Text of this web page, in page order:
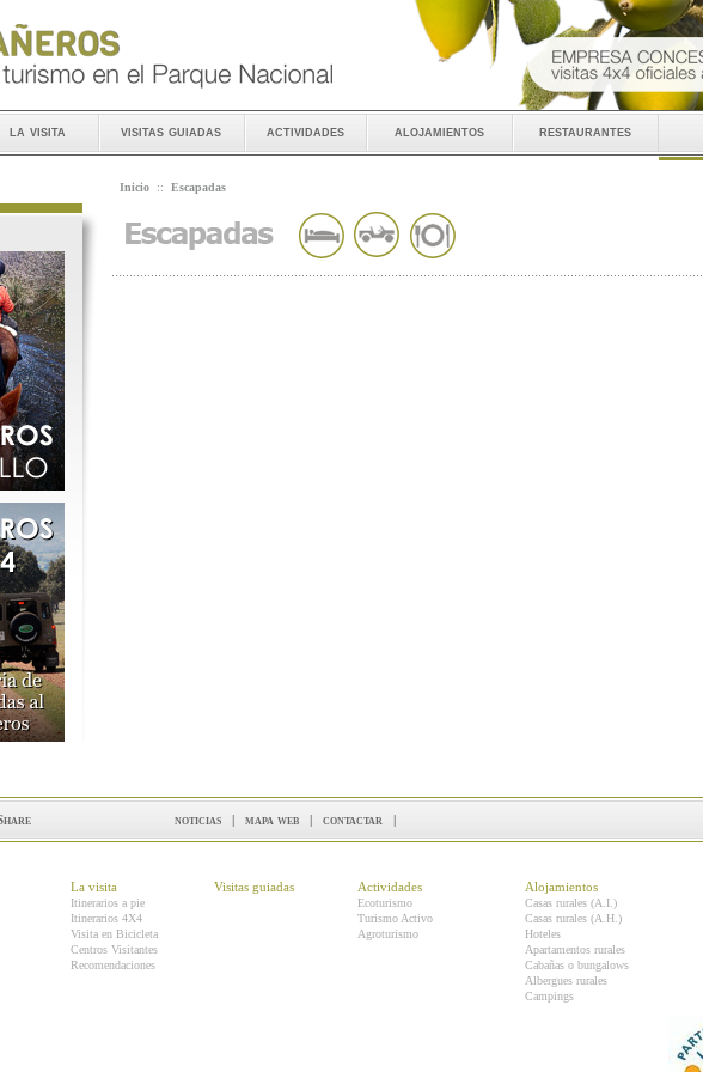
la visita visitas guiadas actividades alojamientos restaurantes
Inicio :: Escapadas
noticias | mapa web | contactar |
La visita
Itinerarios a pie
Itinerarios 4X4
Visita en Bicicleta
Centros Visitantes
Recomendaciones
Visitas guiadas Actividades
Ecoturismo
Turismo Activo
Agroturismo
Alojamientos
Casas rurales (A.I.)
Casas rurales (A.H.)
Hoteles
Apartamentos rurales
Cabañas o bungalows
Albergues rurales
Campings